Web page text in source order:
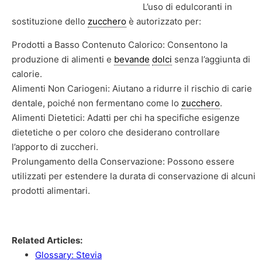
L’uso di edulcoranti in
sostituzione dello zucchero è autorizzato per:
Prodotti a Basso Contenuto Calorico: Consentono la
produzione di alimenti e bevande dolci senza l’aggiunta di
calorie.
Alimenti Non Cariogeni: Aiutano a ridurre il rischio di carie
dentale, poiché non fermentano come lo zucchero.
Alimenti Dietetici: Adatti per chi ha specifiche esigenze
dietetiche o per coloro che desiderano controllare
l’apporto di zuccheri.
Prolungamento della Conservazione: Possono essere
utilizzati per estendere la durata di conservazione di alcuni
prodotti alimentari.
Related Articles:
Glossary: Stevia